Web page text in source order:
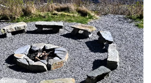
med 11 steinbenker med
til 22 personer.